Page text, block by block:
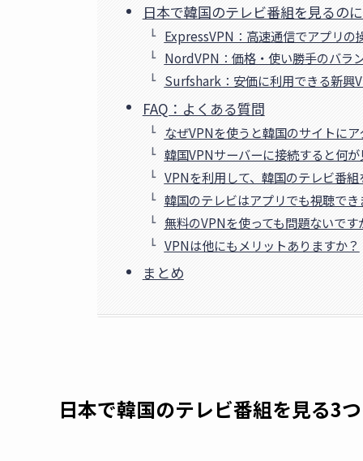
日本で韓国のテレビ番組を見るの
ExpressVPN：高速通信でアプリの
NordVPN：価格・使い勝手のバラ
Surfshark：安価に利用できる新興
FAQ：よくある質問
なぜVPNを使うと韓国のサイトに
韓国VPNサーバーに接続すると何
VPNを利用して、韓国のテレビ番
韓国のテレビはアプリでも視聴でき
無料のVPNを使っても問題ないです
VPNは他にもメリットありますか？
まとめ
日本で韓国のテレビ番組を見る3